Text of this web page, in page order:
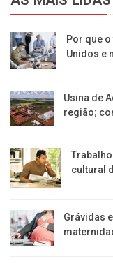
Por que
Unidos e
Usina de
região;
cultural
Grávidas